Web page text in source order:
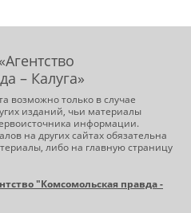
– Калуга»
возможно только в случае
изданий, чьи материалы
информации.
на других сайтах обязательна
либо на главную страницу
"Комсомольская правда -